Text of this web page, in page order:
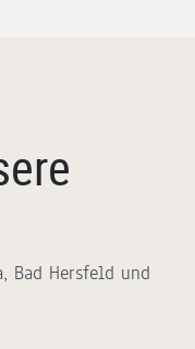
Bad Hersfeld und